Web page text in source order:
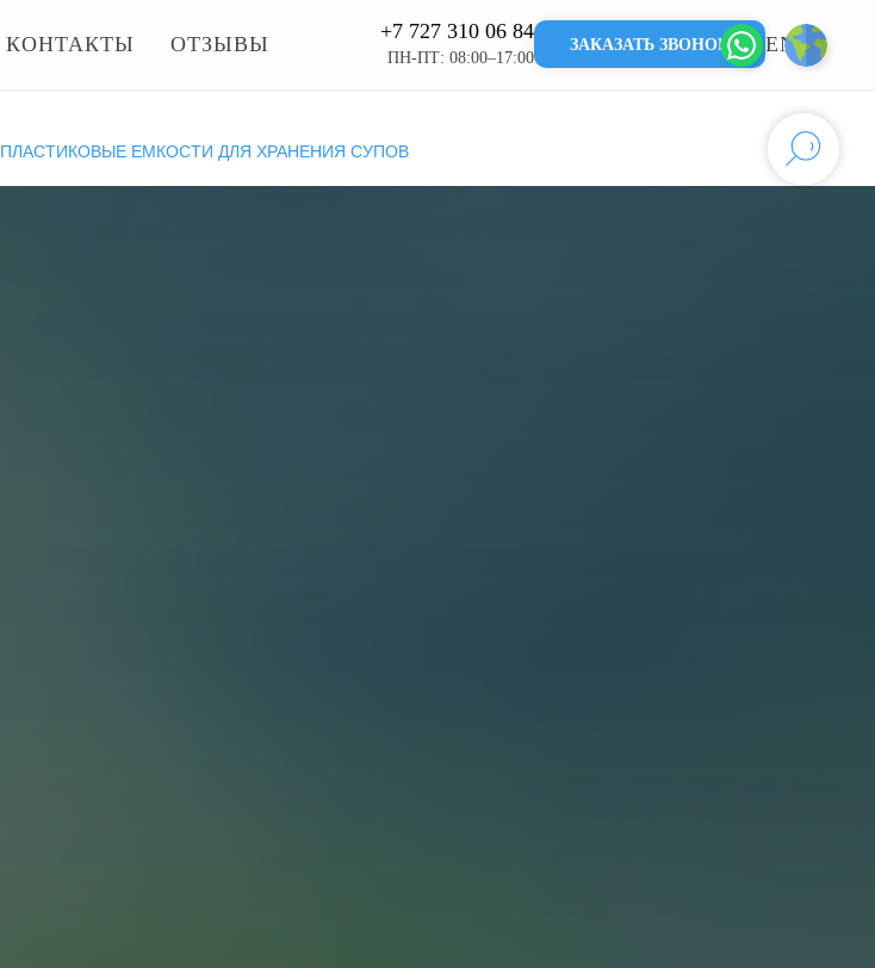
КОНТАКТЫ ОТЗЫВЫ
+7 727 310 06 84
ПН-ПТ: 08:00–17:00
ЗАКАЗАТЬ ЗВОНОК ENKZ
ПЛАСТИКОВЫЕ ЕМКОСТИ ДЛЯ ХРАНЕНИЯ СУПОВ